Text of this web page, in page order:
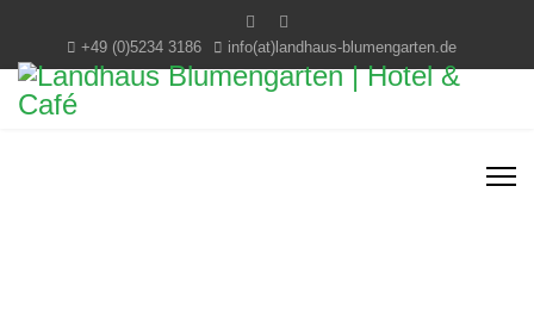
+49 (0)5234 3186 info(at)landhaus-blumengarten.de